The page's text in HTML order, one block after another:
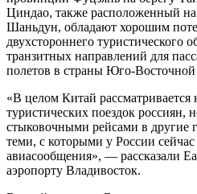
Циндао, также расположенный
Шаньдун, обладают хорошим
двухстороннего туристического
транзитных направлений для
полетов в страны Юго-
«В целом Китай рассматривается
туристических поездок россиян,
стыковочными рейсами в другие
теми, с которыми у России
авиасообщения», — рассказали
аэропорту Владивосток.